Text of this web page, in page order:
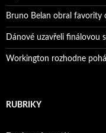
Bruno Belan obral favority
Dánové uzavřeli finálovou
Workington rozhodne
RUBRIKY